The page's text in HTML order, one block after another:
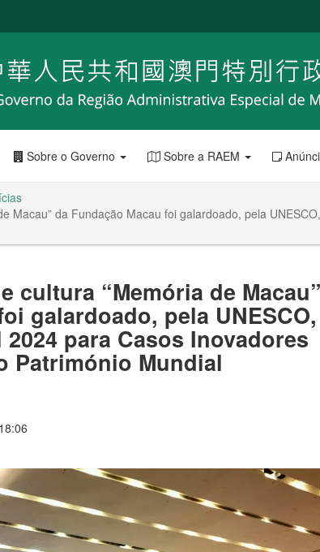
Sobre o Governo Sobre a RAEM
Macau” da Fundação Macau foi galardoado, pela
cultura “Memória de Macau”
galardoado, pela UNESCO,
para Casos Inovadores
Património Mundial